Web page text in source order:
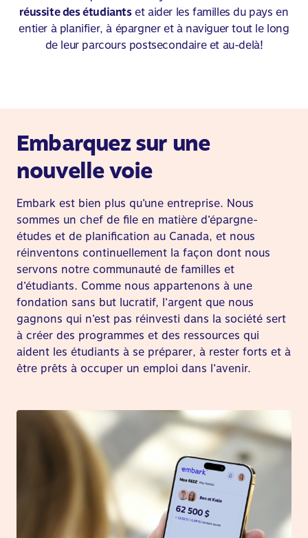
réussite des étudiantset aider les familles du pays en
entier à planifier, à épargner et à naviguer tout le long
de leur parcours postsecondaire et au-delà!
Embarquez sur une
nouvelle voie
Embark est bien plus qu’une entreprise. Nous
sommes un chef de file en matière d’épargne-
études et de planification au Canada, et nous
réinventons continuellement la façon dont nous
servons notre communauté de familles et
d’étudiants. Comme nous appartenons à une
fondation sans but lucratif, l’argent que nous
gagnons qui n’est pas réinvesti dans la société sert
à créer des programmes et des ressources qui
aident les étudiants à se préparer, à rester forts et à
être prêts à occuper un emploi dans l’avenir.